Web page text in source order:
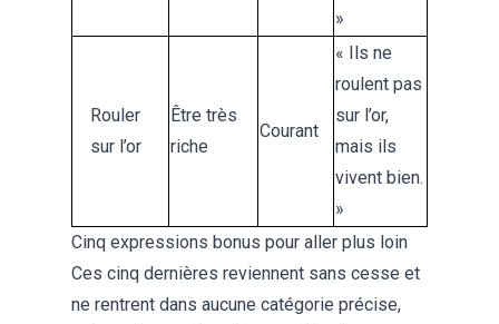
»
Rouler
sur l’or
Être très
riche
Courant
« Ils ne
roulent pas
sur l’or,
mais ils
vivent bien.
»
Cinq expressions bonus pour aller plus loin
Ces cinq dernières reviennent sans cesse et
ne rentrent dans aucune catégorie précise,